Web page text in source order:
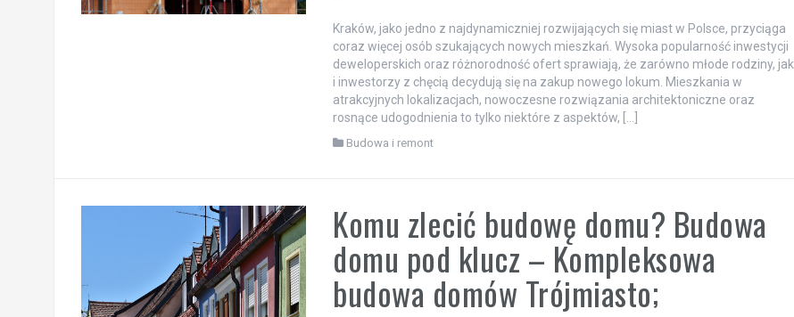
Kraków, jako jedno z najdynamiczniej rozwijających się miast w Polsce, przyciąga
coraz więcej osób szukających nowych mieszkań. Wysoka popularność inwestycji
deweloperskich oraz różnorodność ofert sprawiają, że zarówno młode rodziny, jak
i inwestorzy z chęcią decydują się na zakup nowego lokum. Mieszkania w
atrakcyjnych lokalizacjach, nowoczesne rozwiązania architektoniczne oraz
rosnące udogodnienia to tylko niektóre z aspektów, […]
Budowa i remont
Komu zlecić budowę domu? Budowa
domu pod klucz – Kompleksowa
budowa domów Trójmiasto;